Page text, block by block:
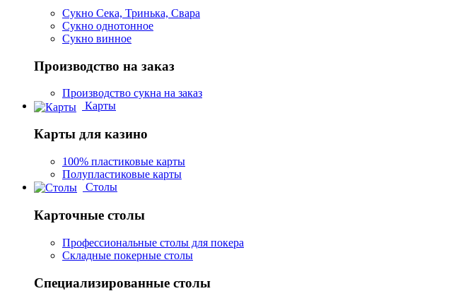
Сукно Сека, Тринька, Свара
Сукно однотонное
Сукно винное
Производство на заказ
Производство сукна на заказ
Карты
Карты для казино
100% пластиковые карты
Полупластиковые карты
Столы
Карточные столы
Профессиональные столы для покера
Складные покерные столы
Специализированные столы